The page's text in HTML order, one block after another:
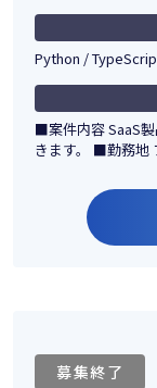
Python /
■案件内容 SaaS
きます。 ■勤務
募集終了